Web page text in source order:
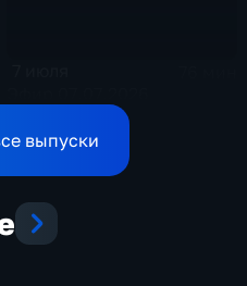
выпуски